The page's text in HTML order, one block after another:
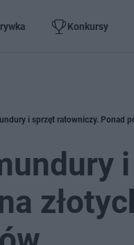
Konkursy
i sprzęt ratowniczy. Ponad